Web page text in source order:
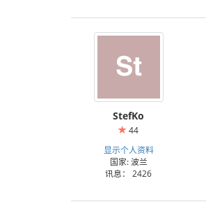
StefKo
44
显示个人资料
国家: 波兰
讯息： 2426